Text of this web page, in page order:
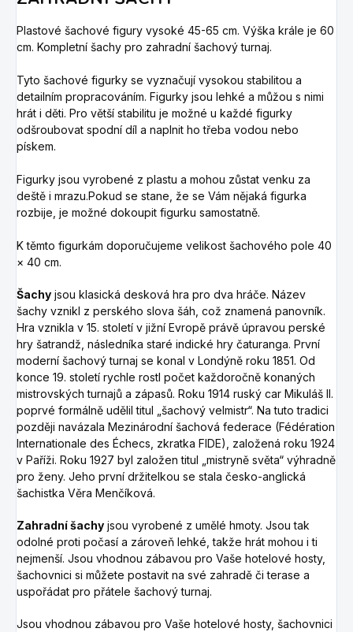
Plastové šachové figury vysoké 45-65 cm. Výška krále je 60
cm. Kompletní šachy pro zahradní šachový turnaj.
Tyto šachové figurky se vyznačují vysokou stabilitou a
detailním propracováním. Figurky jsou lehké a můžou s nimi
hrát i děti. Pro větší stabilitu je možné u každé figurky
odšroubovat spodní díl a naplnit ho třeba vodou nebo
pískem.
Figurky jsou vyrobené z plastu a mohou zůstat venku za
deště i mrazu.Pokud se stane, že se Vám nějaká figurka
rozbije, je možné dokoupit figurku samostatně.
K těmto figurkám doporučujeme velikost šachového pole 40
× 40 cm.
Šachy jsou klasická desková hra pro dva hráče. Název
šachy vznikl z perského slova šáh, což znamená panovník.
Hra vznikla v 15. století v jižní Evropě právě úpravou perské
hry šatrandž, následníka staré indické hry čaturanga. První
moderní šachový turnaj se konal v Londýně roku 1851. Od
konce 19. století rychle rostl počet každoročně konaných
mistrovských turnajů a zápasů. Roku 1914 ruský car Mikuláš II.
poprvé formálně udělil titul „šachový velmistr“. Na tuto tradici
později navázala Mezinárodní šachová federace (Fédération
Internationale des Échecs, zkratka FIDE), založená roku 1924
v Paříži. Roku 1927 byl založen titul „mistryně světa“ výhradně
pro ženy. Jeho první držitelkou se stala česko-anglická
šachistka Věra Menčíková.
Zahradní šachy jsou vyrobené z umělé hmoty. Jsou tak
odolné proti počasí a zároveň lehké, takže hrát mohou i ti
nejmenší. Jsou vhodnou zábavou pro Vaše hotelové hosty,
šachovnici si můžete postavit na své zahradě či terase a
uspořádat pro přátele šachový turnaj.
Jsou vhodnou zábavou pro Vaše hotelové hosty, šachovnici